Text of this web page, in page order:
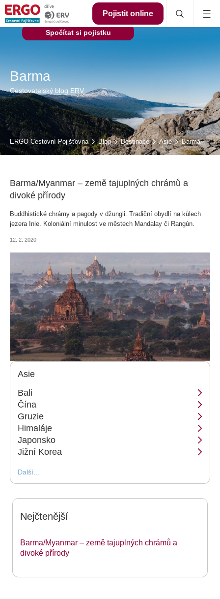
Pojistit online
Barma
Cestovatelský blog ERV
ERGO Cestovní Pojišťovna Blog Destinace Asie Barma
Barma/Myanmar – země tajuplných chrámů a
divoké přírody
Buddhistické chrámy a pagody v džungli. Tradiční obydlí na kůlech
jezera Inle. Koloniální minulost ve městech Mandalay či Rangún.
Myanmarem.
12. 2. 2020
Asie
Bali
Čína
Gruzie
Himaláje
Japonsko
Jižní Korea
Další...
Nejčtenější
Barma/Myanmar – země tajuplných chrámů a
divoké přírody
Spočítat si pojistku